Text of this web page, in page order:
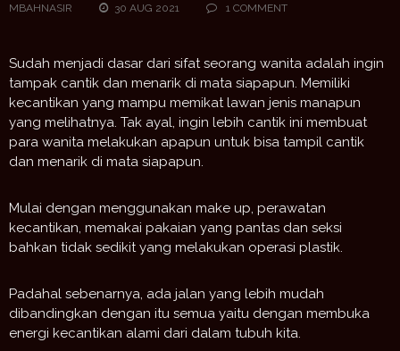
MBAHNASIR 30 AUG 2021 1 COMMENT
Sudah menjadi dasar dari sifat seorang wanita adalah ingin
tampak cantik dan menarik di mata siapapun. Memiliki
kecantikan yang mampu memikat lawan jenis manapun
yang melihatnya. Tak ayal, ingin lebih cantik ini membuat
para wanita melakukan apapun untuk bisa tampil cantik
dan menarik di mata siapapun.
Mulai dengan menggunakan make up, perawatan
kecantikan, memakai pakaian yang pantas dan seksi
bahkan tidak sedikit yang melakukan operasi plastik.
Padahal sebenarnya, ada jalan yang lebih mudah
dibandingkan dengan itu semua yaitu dengan membuka
energi kecantikan alami dari dalam tubuh kita.